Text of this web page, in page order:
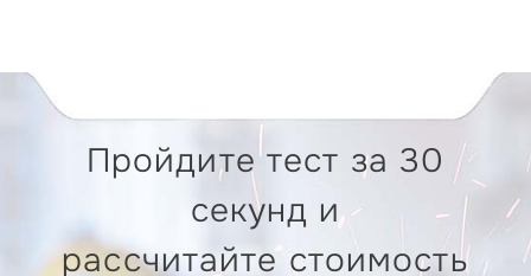
Вышний Волочек, Ржевский тракт, 163.
Порошковая покраска металла выполнялась с
использованием современной окрасочной
камеры и электростатического распылителя,
обеспечивающих точное и равномерное
Пройдите тест за 30
секунд и
рассчитайте стоимость